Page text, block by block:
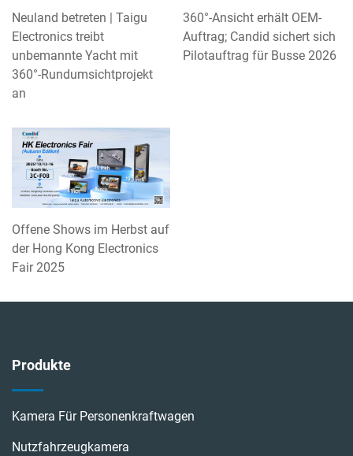
Neuland betreten | Taigu
Electronics treibt
unbemannte Yacht mit
360°-Rundumsichtprojekt
an
360°-Ansicht erhält OEM-
Auftrag; Candid sichert sich
Pilotauftrag für Busse 2026
Offene Shows im Herbst auf
der Hong Kong Electronics
Fair 2025
Produkte
Kamera Für Personenkraftwagen
Nutzfahrzeugkamera